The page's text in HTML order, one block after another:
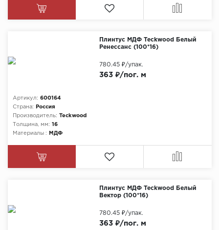
Плинтус МДФ Teckwood Белый
Ренессанс (100*16)
Артикул: 600164
Страна:
Россия
Производитель: Teckwood
Толщина, мм: 16
Материалы :
МДФ
363 ₽/пог. м
780.45 ₽/упак.
Плинтус МДФ Teckwood Белый
Вектор (100*16)
363 ₽/пог. м
780.45 ₽/упак.